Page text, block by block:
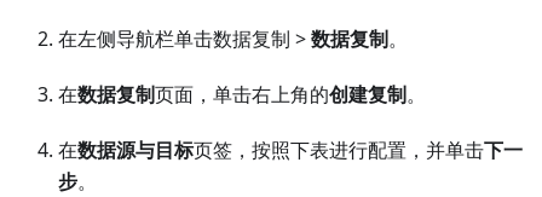
在左侧导航栏单击数据复制 >数据复制。
在数据复制页面，单击右上角的创建复制。
在数据源与目标页签，按照下表进行配置，并单击下一
步。